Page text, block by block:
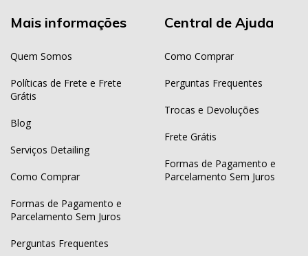
Mais informações
Quem Somos
Políticas de Frete e Frete
Grátis
Blog
Serviços Detailing
Como Comprar
Formas de Pagamento e
Parcelamento Sem Juros
Perguntas Frequentes
Central de Ajuda
Como Comprar
Perguntas Frequentes
Trocas e Devoluções
Frete Grátis
Formas de Pagamento e
Parcelamento Sem Juros